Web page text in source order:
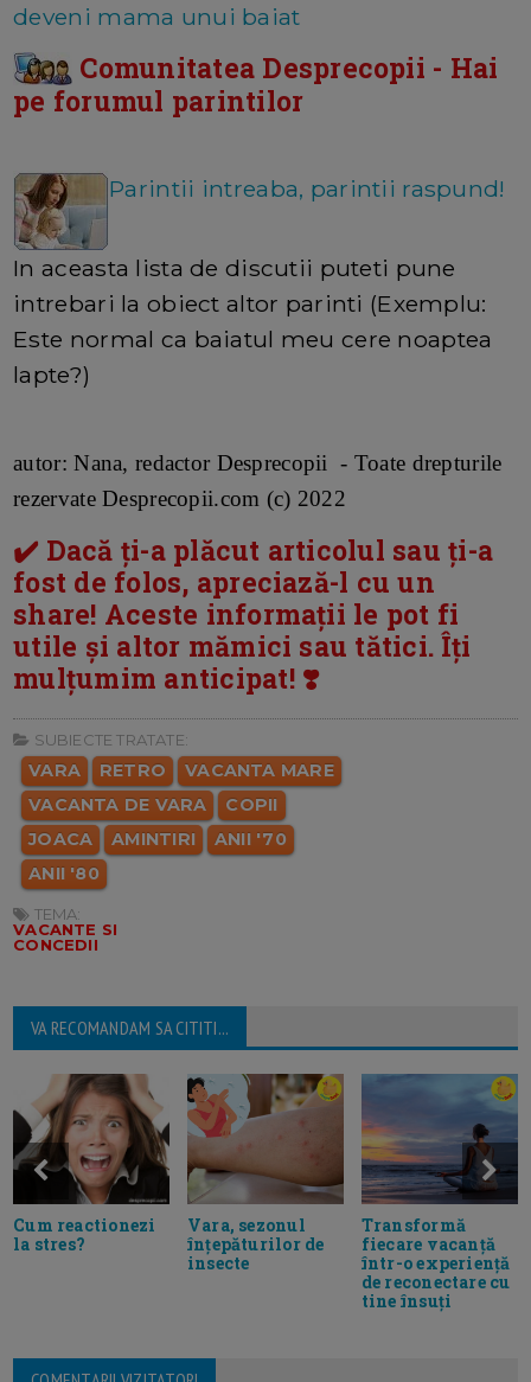
deveni mama unui baiat
Comunitatea Desprecopii - Hai
pe forumul parintilor
Parintii intreaba, parintii raspund!
In aceasta lista de discutii puteti pune
intrebari la obiect altor parinti (Exemplu:
Este normal ca baiatul meu cere noaptea
lapte?)
autor: Nana, redactor Desprecopii - Toate drepturile
rezervate Desprecopii.com (c) 2022
✔️ Dacă ți-a plăcut articolul sau ți-a
fost de folos, apreciază-l cu un
share! Aceste informații le pot fi
utile și altor mămici sau tătici. Îți
mulțumim anticipat! ❣️
SUBIECTE TRATATE:
VARA RETRO
VACANTA MARE
VACANTA DE VARA
COPII
JOACA
AMINTIRI
ANII '70
ANII '80
TEMA:
VACANTE SI
CONCEDII
VA RECOMANDAM SA CITITI...
Cum reactionezi
la stres?
Vara, sezonul
înțepăturilor de
insecte
Transformă
fiecare vacanță
într-o experiență
de reconectare cu
tine însuți